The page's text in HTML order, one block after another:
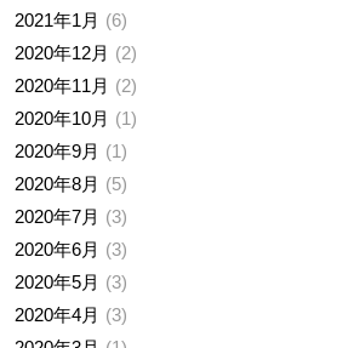
2021年1月
6
2020年12月
2
2020年11月
2
2020年10月
1
2020年9月
1
2020年8月
5
2020年7月
3
2020年6月
3
2020年5月
3
2020年4月
3